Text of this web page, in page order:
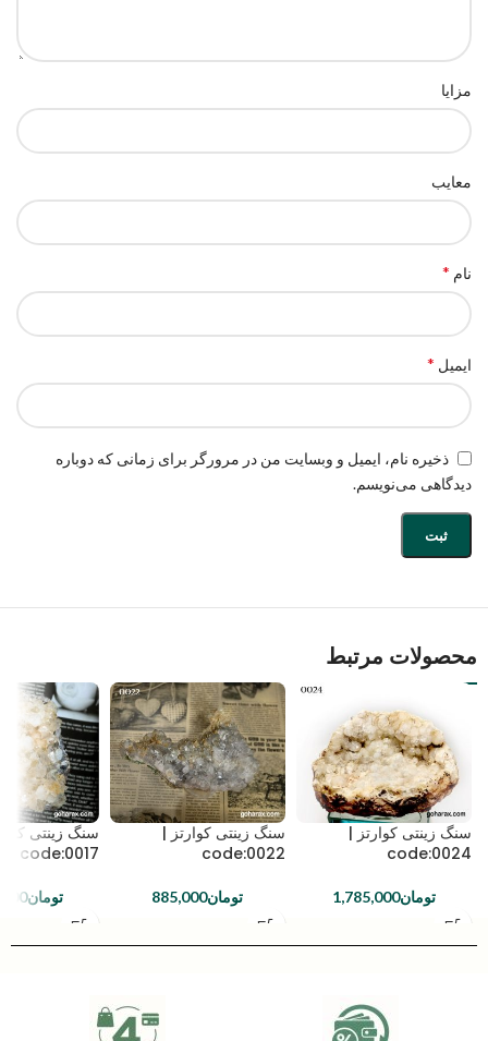
مزایا
معایب
نام *
ایمیل *
ذخیره نام، ایمیل و وبسایت من در مرورگر برای زمانی که دوباره
دیدگاهی می‌نویسم.
محصولات مرتبط
سنگ زینتی کوارتز |
code:0024
تومان1,785,000
سنگ زینتی کوارتز |
code:0022
تومان885,000
سنگ زینتی
code:0017
تومان